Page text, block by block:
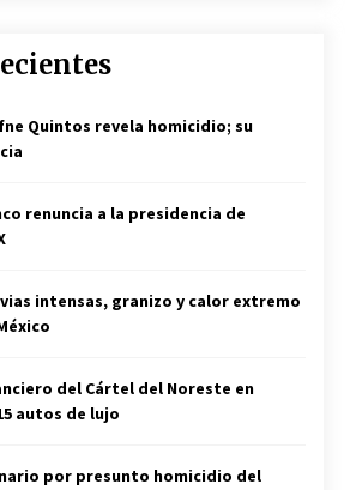
Quintos revela homicidio; su
renuncia a la presidencia de
intensas, granizo y calor extremo
del Cártel del Noreste en
autos de lujo
por presunto homicidio del